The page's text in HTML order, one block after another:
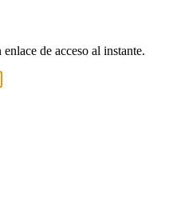
de acceso al instante.